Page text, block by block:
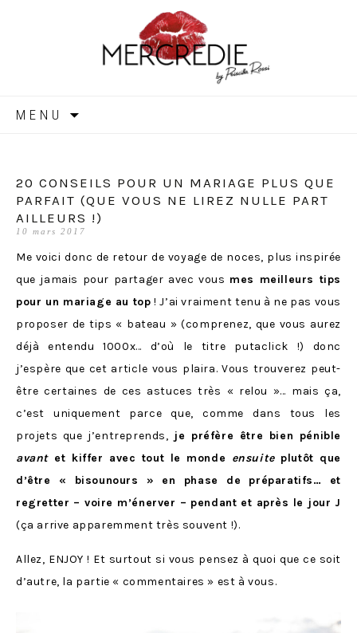
MERCREDIE
MENU
20 CONSEILS POUR UN MARIAGE PLUS QUE
PARFAIT (QUE VOUS NE LIREZ NULLE PART
AILLEURS !)
10 mars 2017
Me voici donc de retour de voyage de noces, plus inspirée
que jamais pour partager avec vous mes meilleurs tips
pour un mariage au top ! J’ai vraiment tenu à ne pas vous
proposer de tips « bateau » (comprenez, que vous aurez
déjà entendu 1000x… d’où le titre putaclick !) donc
j’espère que cet article vous plaira. Vous trouverez peut-
être certaines de ces astuces très « relou »… mais ça,
c’est uniquement parce que, comme dans tous les
projets que j’entreprends, je préfère être bien pénible
avant et kiffer avec tout le monde ensuiteplutôt que
d’être « bisounours » en phase de préparatifs… et
regretter – voire m’énerver – pendant et après le jour J
(ça arrive apparemment très souvent !).
Allez, ENJOY ! Et surtout si vous pensez à quoi que ce soit
d’autre, la partie « commentaires » est à vous.